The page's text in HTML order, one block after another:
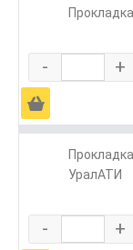
- +
Ä
УралАТИ
- +